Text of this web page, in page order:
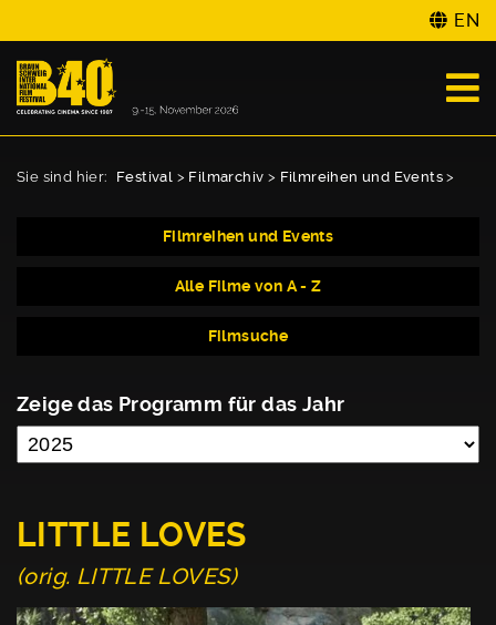
EN
Sie sind hier: Festival > Filmarchiv > Filmreihen und Events >
Filmreihen und Events
Alle Filme von A - Z
Filmsuche
Zeige das Programm für das Jahr
LITTLE LOVES
(orig. LITTLE LOVES)